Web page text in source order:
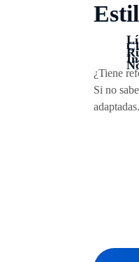
¿Tiene
Si no
adaptadas.